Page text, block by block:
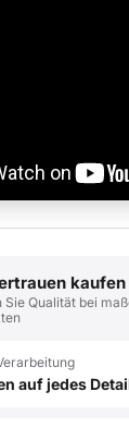
kaufen
Sie Qualität bei
auf jedes